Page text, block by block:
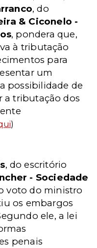
, do
& Ciconelo -
, pondera que,
à tributação
para
um
possibilidade de
a tributação dos
)
, do escritório
- Sociedade
voto do ministro
os embargos
ele, a lei
penais